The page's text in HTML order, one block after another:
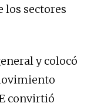
los sectores
y colocó
convirtió